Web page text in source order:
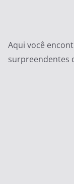
conteúdo
Aqui você
surpreendentes